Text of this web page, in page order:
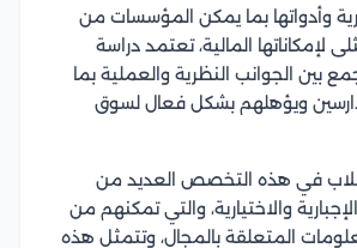
وأدواتها بما يمكن المؤسسات من
لإمكاناتها المالية، تعتمد دراسة
بين الجوانب النظرية والعملية بما
ويؤهلهم بشكل فعال لسوق
في هذه التخصص العديد من
والاختيارية، والتي تمكنهم من
المتعلقة بالمجال، وتتمثل هذه